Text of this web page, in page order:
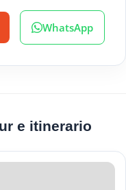
WhatsApp
e itinerario